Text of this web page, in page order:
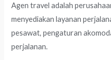
Agen travel adalah
menyediakan layanan
pesawat, pengaturan
perjalanan.